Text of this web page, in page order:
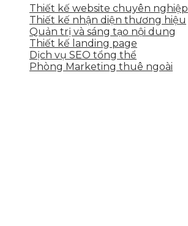
Thiết kế website chuyên nghiệp
Thiết kế nhận diện thương hiệu
Quản trị và sáng tạo nội dung
Thiết kế landing page
Dịch vụ SEO tổng thể
Phòng Marketing thuê ngoài